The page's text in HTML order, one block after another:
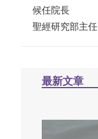
候任院長
聖經研究部主任
最新文章